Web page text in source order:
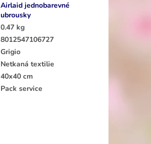
Airlaid jednobarevné
ubrousky
0.47 kg
8012547106727
Grigio
Netkaná textilie
40x40 cm
Pack service